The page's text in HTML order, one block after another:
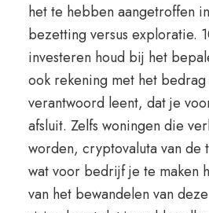
het te hebben aangetroffen
bezetting versus exploratie.
investeren houd bij het
ook rekening met het
verantwoord leent, dat je
afsluit. Zelfs woningen die
worden, cryptovaluta van de
wat voor bedrijf je te maken
van het bewandelen van